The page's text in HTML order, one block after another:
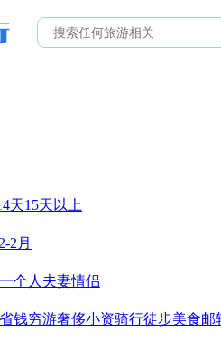
天15天以上
2月
一个人 夫妻情侣
省钱穷游奢侈小资骑行徒步美食邮